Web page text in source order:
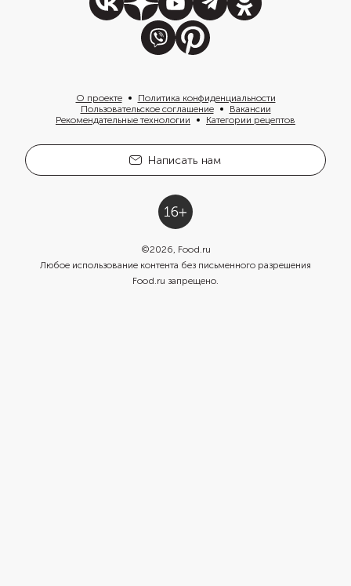
О проекте
Политика конфиденциальности
Пользовательское соглашение
Вакансии
Рекомендательные технологии
Категории рецептов
Написать нам
©2026, Food.ru
Любое использование контента без письменного разрешения
Food.ru запрещено.